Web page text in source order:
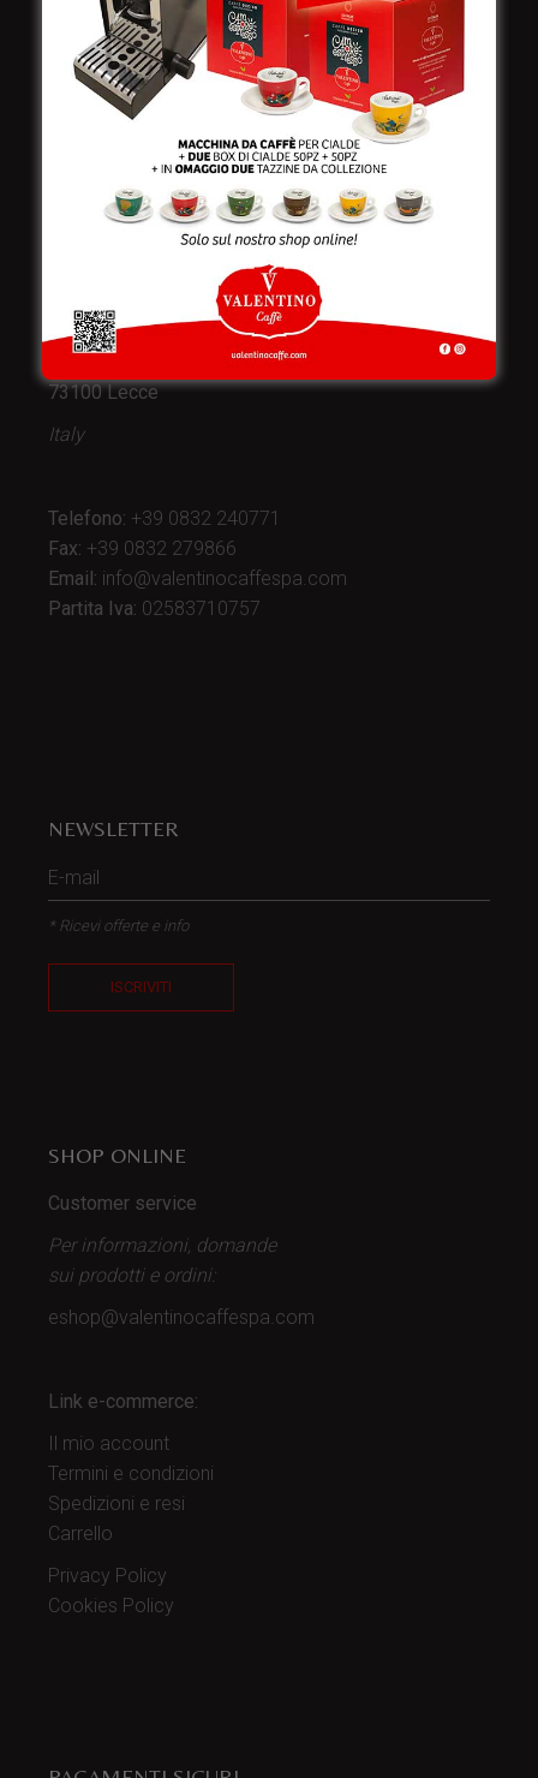
Valentino Caffè Spa
Viale Croazia 8 (Z.I.)
73100 Lecce
Italy
Telefono: +39 0832 240771
Fax: +39 0832 279866
Email: info@valentinocaffespa.com
Partita Iva: 02583710757
NEWSLETTER
* Ricevi offerte e info
ISCRIVITI
SHOP ONLINE
Customer service
Per informazioni, domande
sui prodotti e ordini:
eshop@valentinocaffespa.com
Link e-commerce:
Il mio account
Termini e condizioni
Spedizioni e resi
Carrello
Privacy Policy
Cookies Policy